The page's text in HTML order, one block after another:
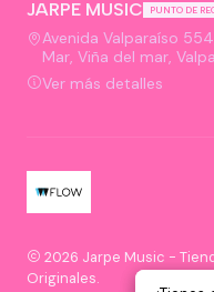
JARPE MUSIC PUNTO DE
Avenida Valparaíso
Mar, Viña del mar,
Ver más detalles
2026 Jarpe Music -
Originales.